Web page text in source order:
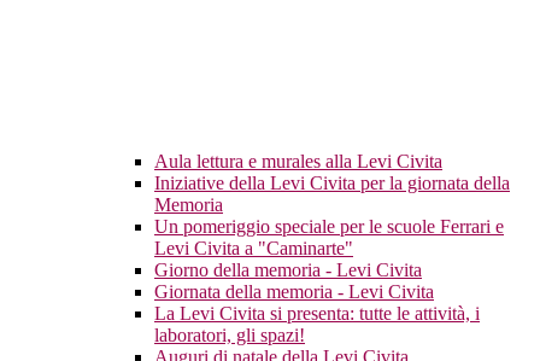
Aula lettura e murales alla Levi Civita
Iniziative della Levi Civita per la giornata della
Memoria
Un pomeriggio speciale per le scuole Ferrari e
Levi Civita a "Caminarte"
Giorno della memoria - Levi Civita
Giornata della memoria - Levi Civita
La Levi Civita si presenta: tutte le attività, i
laboratori, gli spazi!